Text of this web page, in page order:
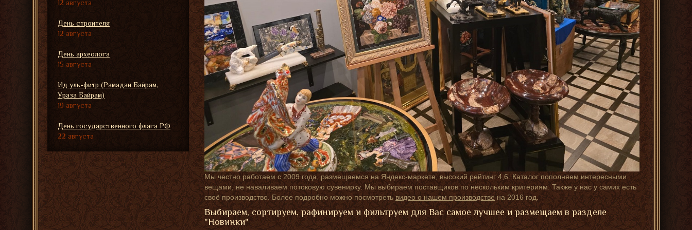
Мы честно работаем с 2009 года, размещаемся на Яндекс-маркете, высокий рейтинг 4,6. Каталог пополняем интересными
вещами, не наваливаем потоковую сувенирку. Мы выбираем поставщиков по нескольким критериям. Также у нас у самих есть
своё производство. Более подробно можно посмотретьвидео о нашем производствена 2016 год.
Выбираем, сортируем, рафинируем и фильтруем для Вас самое лучшее и размещаем в разделе
"Новинки"
12 августа
День строителя
12 августа
День археолога
15 августа
Ид уль-фитр (Рамадан Байрам,
Ураза Байрам)
19 августа
День государственного флага РФ
22 августа